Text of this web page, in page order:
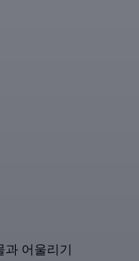
어울리기